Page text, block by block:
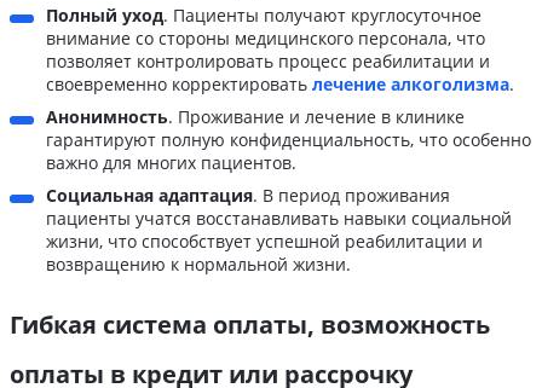
Полный уход. Пациенты получают круглосуточное
внимание со стороны медицинского персонала, что
позволяет контролировать процесс реабилитации и
своевременно корректировать лечение алкоголизма.
Анонимность. Проживание и лечение в клинике
гарантируют полную конфиденциальность, что особенно
важно для многих пациентов.
Социальная адаптация. В период проживания
пациенты учатся восстанавливать навыки социальной
жизни, что способствует успешной реабилитации и
возвращению к нормальной жизни.
Гибкая система оплаты, возможность
оплаты в кредит или рассрочку